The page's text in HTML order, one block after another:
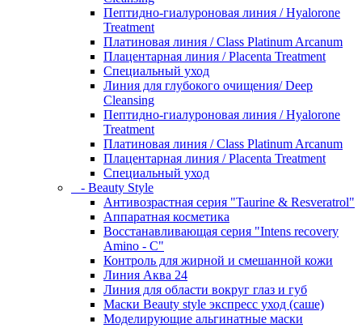
Пептидно-гиалуроновая линия / Hyalorone
Treatment
Платиновая линия / Class Platinum Arcanum
Плацентарная линия / Placenta Treatment
Специальный уход
Линия для глубокого очищения/ Deep
Cleansing
Пептидно-гиалуроновая линия / Hyalorone
Treatment
Платиновая линия / Class Platinum Arcanum
Плацентарная линия / Placenta Treatment
Специальный уход
- Beauty Style
Антивозрастная серия "Taurine & Resveratrol"
Аппаратная косметика
Восстанавливающая серия "Intens recovery
Amino - C"
Контроль для жирной и смешанной кожи
Линия Аква 24
Линия для области вокруг глаз и губ
Маски Beauty style экспресс уход (саше)
Моделирующие альгинатные маски